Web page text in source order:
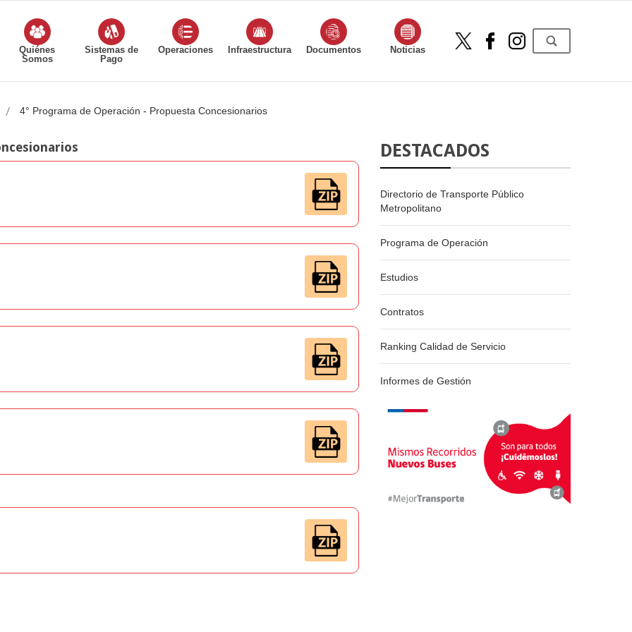
Quiénes
Somos
Sistemas de
Pago
Operaciones Infraestructura Documentos Noticias
4° Programa de Operación - Propuesta Concesionarios
DESTACADOS
Directorio de Transporte Público
Metropolitano
Programa de Operación
Estudios
Contratos
Ranking Calidad de Servicio
Informes de Gestión